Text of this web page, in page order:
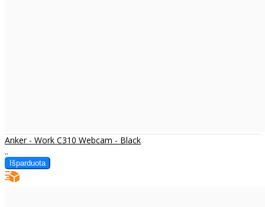
Anker - Work C310 Webcam - Black
..